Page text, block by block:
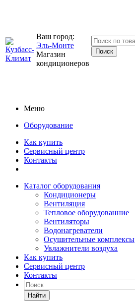
Ваш город:
Эль-Монте
Магазин
кондиционеров
Меню
Оборудование
Как купить
Сервисный центр
Контакты
Каталог оборудования
Кондиционеры
Вентиляция
Тепловое оборудованние
Вентиляторы
Водонагреватели
Осушительные комплексы
Увлажнители воздуха
Как купить
Сервисный центр
Контакты
Найти